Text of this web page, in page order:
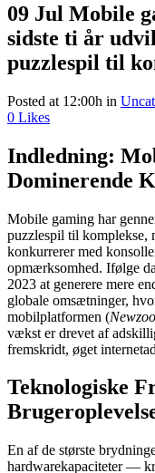
09 Jul Mobile
sidste ti år
puzzlespil til
Posted at 12:00h in
0 Likes
Indledning:
Dominerende
Mobile gaming har
puzzlespil til komplekse,
konkurrerer med
opmærksomhed. Ifølge
2023 at generere mere
globale omsætninger,
mobilplatformen (
vækst er drevet af
fremskridt, øget
Teknologiske
En af de største
hardwarekapaciteter —